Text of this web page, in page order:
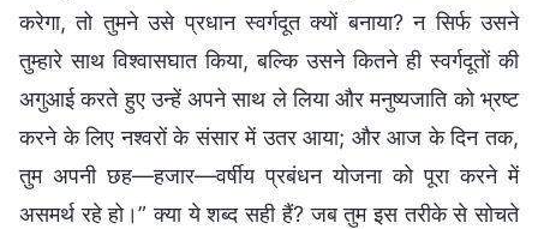
करेगा, तो तुमने उसे प्रधान स्वर्गदूत क्यों बनाया? न सिर्फ उसने
तुम्हारे साथ विश्वासघात किया, बल्कि उसने कितने ही स्वर्गदूतों की
अगुआई करते हुए उन्हें अपने साथ ले लिया और मनुष्यजाति को भ्रष्ट
करने के लिए नश्वरों के संसार में उतर आया; और आज के दिन तक,
तुम अपनी छह—हजार—वर्षीय प्रबंधन योजना को पूरा करने में
असमर्थ रहे हो।” क्या ये शब्द सही हैं? जब तुम इस तरीके से सोचते